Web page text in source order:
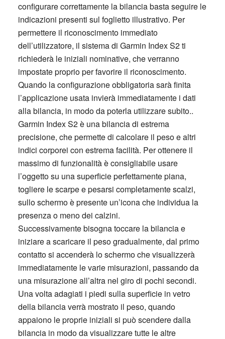
configurare correttamente la bilancia basta seguire le
indicazioni presenti sul foglietto illustrativo. Per
permettere il riconoscimento immediato
dell’utilizzatore, il sistema di Garmin Index S2 ti
richiederà le iniziali nominative, che verranno
impostate proprio per favorire il riconoscimento.
Quando la configurazione obbligatoria sarà finita
l’applicazione usata invierà immediatamente i dati
alla bilancia, in modo da poterla utilizzare subito..
Garmin Index S2 è una bilancia di estrema
precisione, che permette di calcolare il peso e altri
indici corporei con estrema facilità. Per ottenere il
massimo di funzionalità è consigliabile usare
l’oggetto su una superficie perfettamente piana,
togliere le scarpe e pesarsi completamente scalzi,
sullo schermo è presente un’icona che individua la
presenza o meno dei calzini.
Successivamente bisogna toccare la bilancia e
iniziare a scaricare il peso gradualmente, dal primo
contatto si accenderà lo schermo che visualizzerà
immediatamente le varie misurazioni, passando da
una misurazione all’altra nel giro di pochi secondi.
Una volta adagiati i piedi sulla superficie in vetro
della bilancia verrà mostrato il peso, quando
appaiono le proprie iniziali si può scendere dalla
bilancia in modo da visualizzare tutte le altre